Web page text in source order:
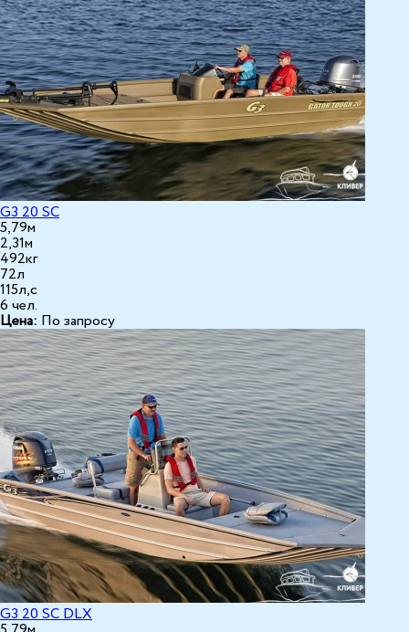
G3 20 SС
5,79м
2,31м
492кг
72л
115л,с
6 чел.
Цена: По запросу
G3 20 SС DLX